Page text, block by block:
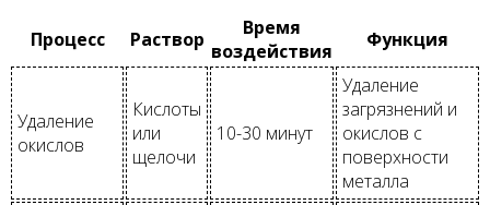
Процесс Раствор
Время
воздействия
Функция
Удаление
окислов
Кислоты
или
щелочи
10-30 минут
Удаление
загрязнений и
окислов с
поверхности
металла